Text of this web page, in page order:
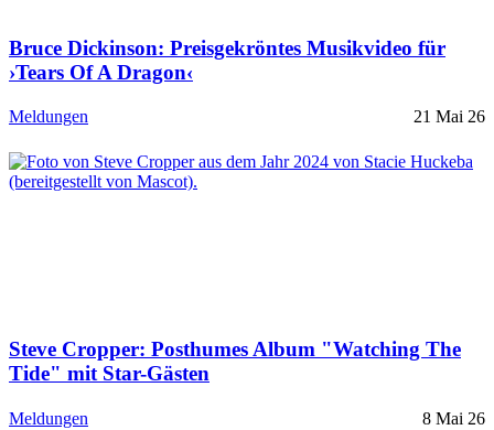
Bruce Dickinson: Preisgekröntes Musikvideo für
›Tears Of A Dragon‹
Meldungen 21 Mai 26
Steve Cropper: Posthumes Album "Watching The
Tide" mit Star-Gästen
Meldungen 8 Mai 26